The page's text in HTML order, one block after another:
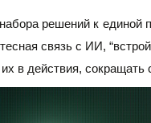
решений к
связь с ИИ,
в действия,